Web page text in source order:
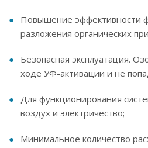
Повышение эффективности
разложения органических
Безопасная эксплуатация.
ходе УФ-активации и не
Для функционирования
воздух и электричество;
Минимальное количество